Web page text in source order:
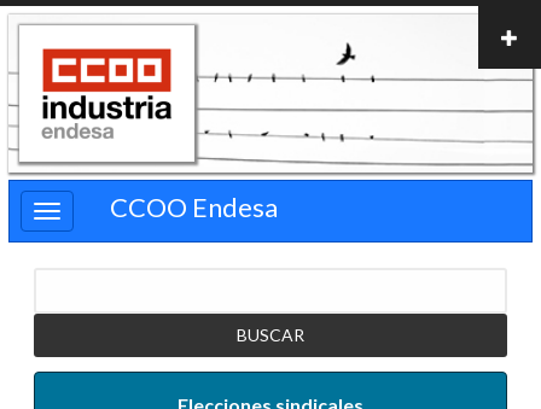
Pasar
contenido
principal
CCOO Endesa